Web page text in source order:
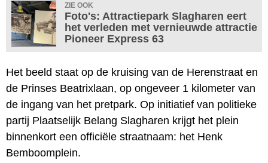
ZIE OOK
Foto's: Attractiepark Slagharen eert
het verleden met vernieuwde attractie
Pioneer Express 63
Het beeld staat op de kruising van de Herenstraat en
de Prinses Beatrixlaan, op ongeveer 1 kilometer van
de ingang van het pretpark. Op initiatief van politieke
partij Plaatselijk Belang Slagharen krijgt het plein
binnenkort een officiële straatnaam: het Henk
Bemboomplein.